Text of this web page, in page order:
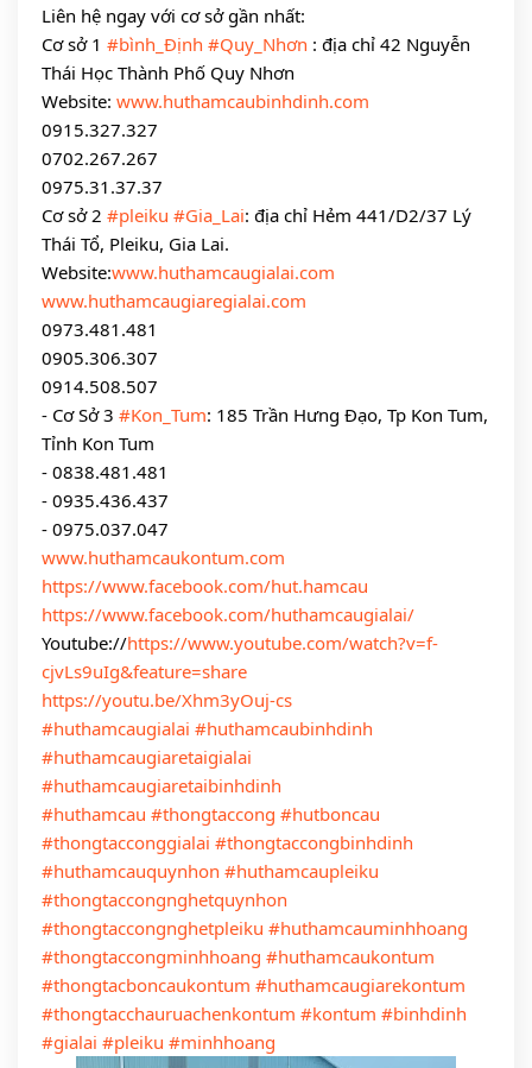
Liên hệ ngay với cơ sở gần nhất:
Cơ sở 1 #bình_Định #Quy_Nhơn : địa chỉ 42 Nguyễn
Thái Học Thành Phố Quy Nhơn
Website: www.huthamcaubinhdinh.com
0915.327.327
0702.267.267
0975.31.37.37
Cơ sở 2 #pleiku #Gia_Lai: địa chỉ Hẻm 441/D2/37 Lý
Thái Tổ, Pleiku, Gia Lai.
Website:www.huthamcaugialai.com
www.huthamcaugiaregialai.com
0973.481.481
0905.306.307
0914.508.507
- Cơ Sở 3 #Kon_Tum: 185 Trần Hưng Đạo, Tp Kon Tum,
Tỉnh Kon Tum
- 0838.481.481
- 0935.436.437
- 0975.037.047
www.huthamcaukontum.com
https://www.facebook.com/hut.hamcau
https://www.facebook.com/huthamcaugialai/
Youtube://https://www.youtube.com/watch?v=f-
cjvLs9uIg&feature=share
https://youtu.be/Xhm3yOuj-cs
#huthamcaugialai #huthamcaubinhdinh
#huthamcaugiaretaigialai
#huthamcaugiaretaibinhdinh
#huthamcau #thongtaccong #hutboncau
#thongtacconggialai #thongtaccongbinhdinh
#huthamcauquynhon #huthamcaupleiku
#thongtaccongnghetquynhon
#thongtaccongnghetpleiku #huthamcauminhhoang
#thongtaccongminhhoang #huthamcaukontum
#thongtacboncaukontum #huthamcaugiarekontum
#thongtacchauruachenkontum #kontum #binhdinh
#gialai #pleiku #minhhoang